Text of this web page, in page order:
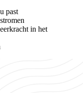
past
in het